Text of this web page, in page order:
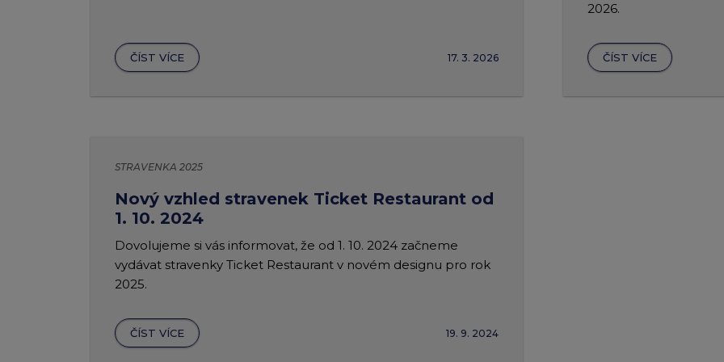
ČÍST VÍCE 17. 3. 2026
2026.
ČÍST VÍCE
STRAVENKA 2025
Nový vzhled stravenek Ticket Restaurant od
1. 10. 2024
Dovolujeme si vás informovat, že od 1. 10. 2024 začneme
vydávat stravenky Ticket Restaurant v novém designu pro rok
2025.
ČÍST VÍCE 19. 9. 2024